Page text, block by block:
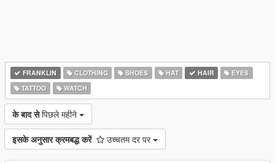
FRANKLIN CLOTHING SHOES HAT HAIR
EYES
TATTOO
WATCH
के बाद से पिछले महीने
इसके अनुसार क्रमबद्ध करें उच्चतम दर पर